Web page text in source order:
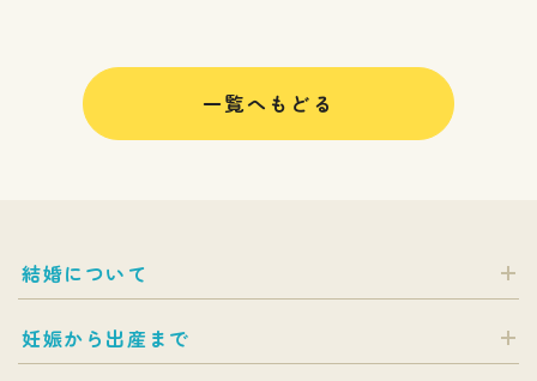
一覧へもどる
結婚について
妊娠から出産まで